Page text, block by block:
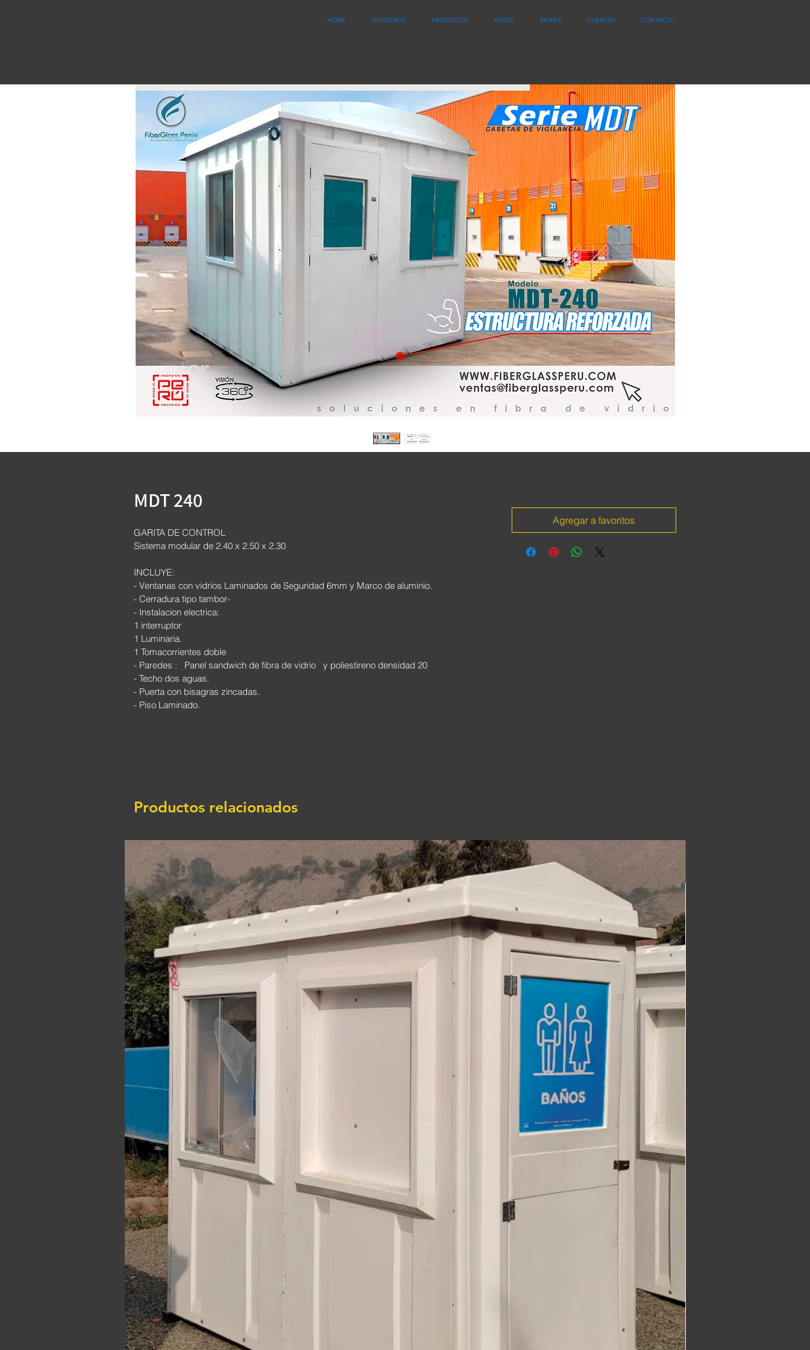
HOME NOSOTROS PRODUCTOS POOLS MOPER CLIENTES CONTACTO
MDT 240
GARITA DE CONTROL
Sistema modular de 2.40 x 2.50 x 2.30
INCLUYE:
- Ventanas con vidrios Laminados de Seguridad 6mm y Marco de aluminio.
- Cerradura tipo tambor-
- Instalacion electrica:
1 interruptor
1 Luminaria.
1 Tomacorrientes doble
- Paredes :   Panel sandwich de fibra de vidrio   y poliestireno densidad 20
- Techo dos aguas.
- Puerta con bisagras zincadas.
- Piso Laminado.
Agregar a favoritos
Productos relacionados